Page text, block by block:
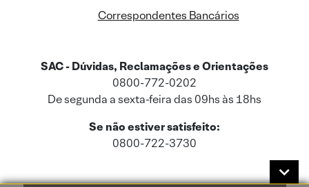
Correspondentes Bancários
SAC - Dúvidas, Reclamações e Orientações
0800-772-0202
De segunda a sexta-feira das 09hs às 18hs
Se não estiver satisfeito:
0800-722-3730